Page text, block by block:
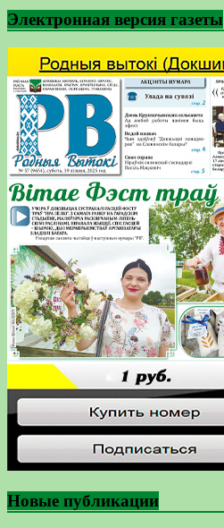
Электронная версия газеты
Новые публикации